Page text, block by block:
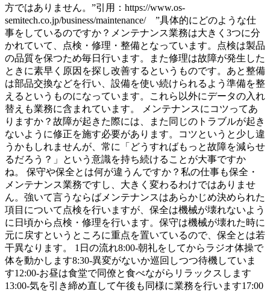
方ではありません。”引用：https://www.os-
semitech.co.jp/business/maintenance/ ”具体的にどのような仕
事をしているのですか？メンテナンス業務は大きく3つに分
かれていて、点検・修理・整備となっています。点検は製品
の品質を保つため毎日行います。また修理は故障が発生した
ときに素早く原因を探し改善するというものです。あと整備
は部品交換などを行い、設備を使い続けられるよう準備を整
えるというものになっています。これら以外にデータの入れ
替えも業務に含まれています。 メンテナンスにコツってあ
りますか？故障が起きた際には、また同じのトラブルが起き
ないように修正を施す必要があります。コツというと少し違
うかもしれませんが、常に「どうすればもっと故障を減らせ
るだろう？」という意識を持ち続けることが大事ですか
ね。 保守や保全とは何が違うんですか？私の仕事も保全・
メンテナンス業務ですし、大きく変わるわけではありませ
ん。強いて言うならばメンテナンスはあらかじめ決められた
項目について点検を行いますが、保全は機械が壊れないよう
に日頃から点検・修理を行います。保守は機械が壊れた時に
元に戻すというところに重点を置いているので、保全とは若
干異なります。 1日の流れ8:00-朝礼をしてからラジオ体操で
体を動かします8:30-異変がないか巡回しつつ待機していま
す12:00-お昼は食堂で同僚と食べながらリラックスします
13:00-気を引き締め直して午後も同様に業務を行います17:00